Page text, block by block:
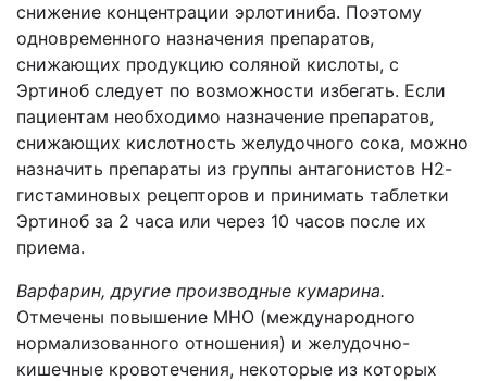
снижение концентрации эрлотиниба. Поэтому
одновременного назначения препаратов,
снижающих продукцию соляной кислоты, с
Эртиноб следует по возможности избегать. Если
пациентам необходимо назначение препаратов,
снижающих кислотность желудочного сока, можно
назначить препараты из группы антагонистов Н2-
гистаминовых рецепторов и принимать таблетки
Эртиноб за 2 часа или через 10 часов после их
приема.
Варфарин, другие производные кумарина.
Отмечены повышение МНО (международного
нормализованного отношения) и желудочно-
кишечные кровотечения, некоторые из которых